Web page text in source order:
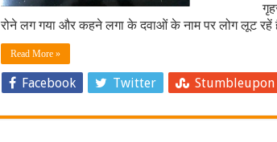
रोने लग गया और कहने लगा के दवाओं के नाम पर लोग लूट
Read More »
Facebook Twitter Stumbleupon